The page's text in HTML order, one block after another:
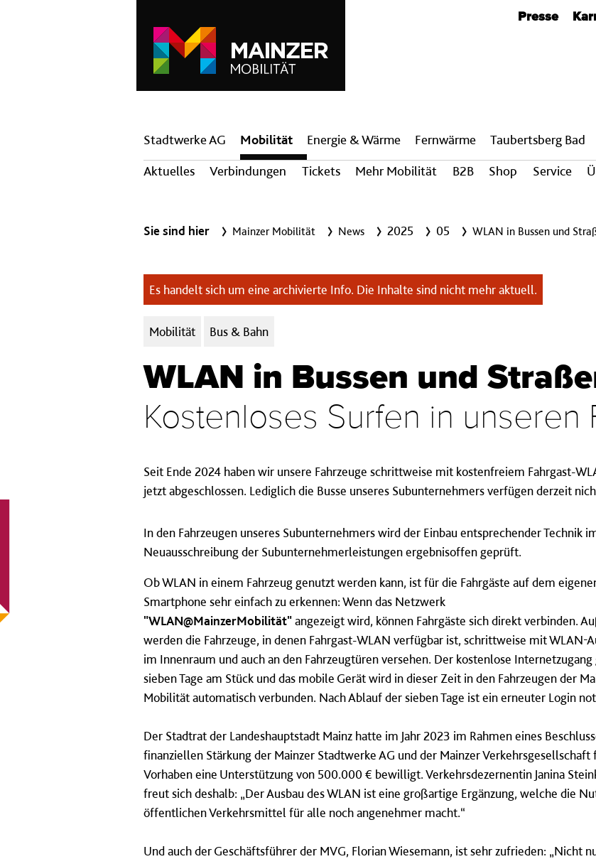
Presse
Hauptnavigation
Stadtwerke AG
Mobilität
Aktuelles
Verbindungen Tickets Mehr Mobilität B2B Shop Service
Energie & Wärme Fern­wärme Taubertsberg Bad
Sie sind hier Mainzer Mobilität News 2025 05 WLAN in Bussen und
Es handelt sich um eine archivierte Info. Die Inhalte sind nicht mehr aktuell.
Kategorien:
Mobilität Bus & Bahn
WLAN in Bussen und
Kostenloses Surfen in unseren
Seit Ende 2024 haben wir unsere Fahrzeuge schrittweise mit kostenfreiem Fahrgast-
jetzt abgeschlossen. Lediglich die Busse unseres Subunternehmers verfügen derzeit
In den Fahrzeugen unseres Subunternehmers wird der Einbau entsprechender Technik
Neuausschreibung der Subunternehmerleistungen ergebnisoffen geprüft.
Ob WLAN in einem Fahrzeug genutzt werden kann, ist für die Fahrgäste auf dem
Smartphone sehr einfach zu erkennen: Wenn das Netzwerk
"WLAN@MainzerMobilität"angezeigt wird, können Fahrgäste sich direkt verbinden.
werden die Fahrzeuge, in denen Fahrgast-WLAN verfügbar ist, schrittweise mit WLAN-
im Innenraum und auch an den Fahrzeugtüren versehen. Der kostenlose
sieben Tage am Stück und das mobile Gerät wird in dieser Zeit in den Fahrzeugen der
Mobilität automatisch verbunden. Nach Ablauf der sieben Tage ist ein erneuter Login
Der Stadtrat der Landeshauptstadt Mainz hatte im Jahr 2023 im Rahmen eines
finanziellen Stärkung der Mainzer Stadtwerke AG und der Mainzer Verkehrsgesellschaft
Vorhaben eine Unterstützung von 500.000 € bewilligt. Verkehrsdezernentin Janina
freut sich deshalb: „Der Ausbau des WLAN ist eine großartige Ergänzung, welche die
öffentlichen Verkehrsmittel für alle noch angenehmer macht.“
Und auch der Geschäftsführer der MVG, Florian Wiesemann, ist sehr zufrieden: „Nicht